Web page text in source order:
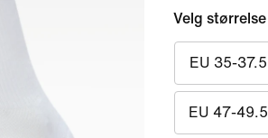
Velg størrelse
EU 35-37.5
EU 47-49.5